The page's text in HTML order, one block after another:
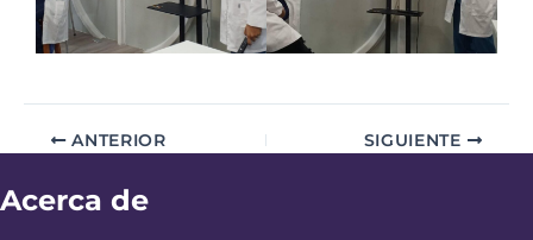
ANTERIOR SIGUIENTE
Acerca de